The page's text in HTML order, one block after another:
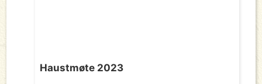
Haustmøte 2023